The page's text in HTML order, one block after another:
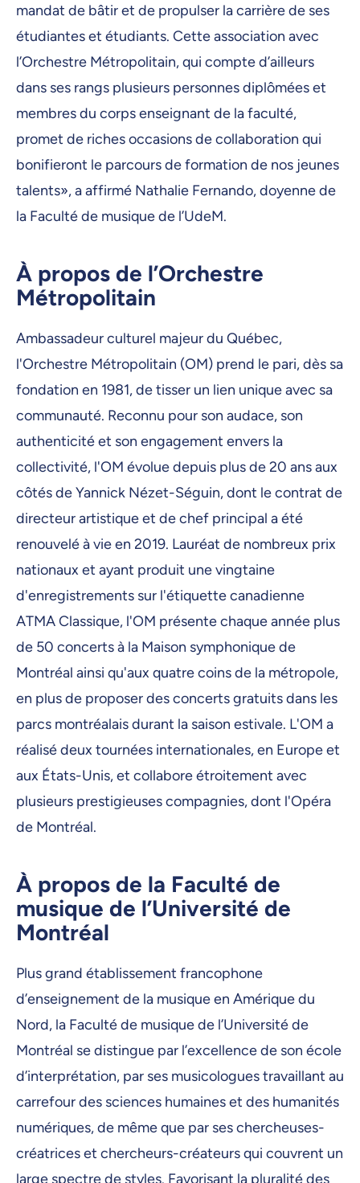
mandat de bâtir et de propulser la carrière de ses
étudiantes et étudiants. Cette association avec
l’Orchestre Métropolitain, qui compte d’ailleurs
dans ses rangs plusieurs personnes diplômées et
membres du corps enseignant de la faculté,
promet de riches occasions de collaboration qui
bonifieront le parcours de formation de nos jeunes
talents», a affirmé Nathalie Fernando, doyenne de
la Faculté de musique de l’UdeM.
À propos de l’Orchestre
Métropolitain
Ambassadeur culturel majeur du Québec,
l'Orchestre Métropolitain (OM) prend le pari, dès sa
fondation en 1981, de tisser un lien unique avec sa
communauté. Reconnu pour son audace, son
authenticité et son engagement envers la
collectivité, l'OM évolue depuis plus de 20 ans aux
côtés de Yannick Nézet-Séguin, dont le contrat de
directeur artistique et de chef principal a été
renouvelé à vie en 2019. Lauréat de nombreux prix
nationaux et ayant produit une vingtaine
d'enregistrements sur l'étiquette canadienne
ATMA Classique, l'OM présente chaque année plus
de 50 concerts à la Maison symphonique de
Montréal ainsi qu'aux quatre coins de la métropole,
en plus de proposer des concerts gratuits dans les
parcs montréalais durant la saison estivale. L'OM a
réalisé deux tournées internationales, en Europe et
aux États-Unis, et collabore étroitement avec
plusieurs prestigieuses compagnies, dont l'Opéra
de Montréal.
À propos de la Faculté de
musique de l’Université de
Montréal
Plus grand établissement francophone
d’enseignement de la musique en Amérique du
Nord, la Faculté de musique de l’Université de
Montréal se distingue par l’excellence de son école
d’interprétation, par ses musicologues travaillant au
carrefour des sciences humaines et des humanités
numériques, de même que par ses chercheuses-
créatrices et chercheurs-créateurs qui couvrent un
large spectre de styles. Favorisant la pluralité des